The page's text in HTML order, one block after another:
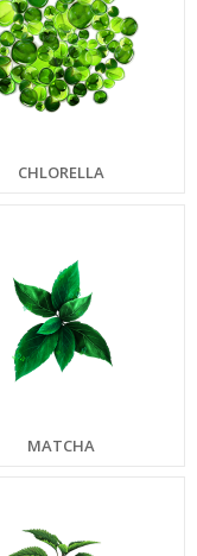
CHLORELLA
MATCHA